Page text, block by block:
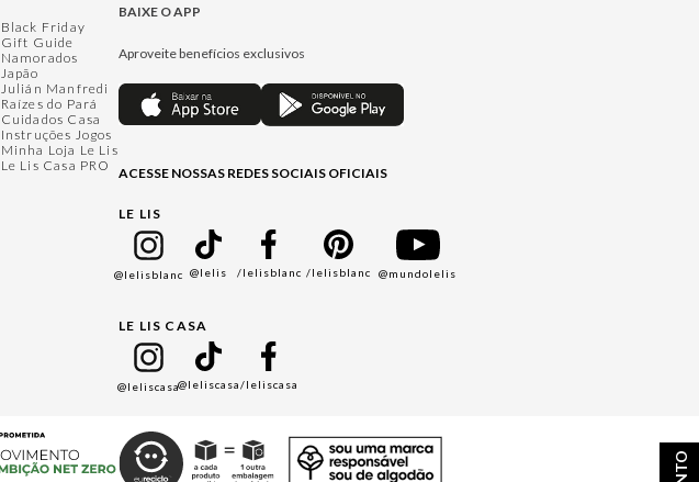
Black Friday
Gift Guide
Namorados
Japão
Julián Manfredi
Raízes do Pará
Cuidados Casa
Instruções Jogos
Minha Loja Le Lis
Le Lis Casa PRO
BAIXE O APP
Aproveite benefícios exclusivos
ACESSE NOSSAS REDES SOCIAIS OFICIAIS
LE LIS
@lelisblanc @lelis /lelisblanc /lelisblanc @mundolelis
LE LIS CASA
@leliscasa@leliscasa/leliscasa